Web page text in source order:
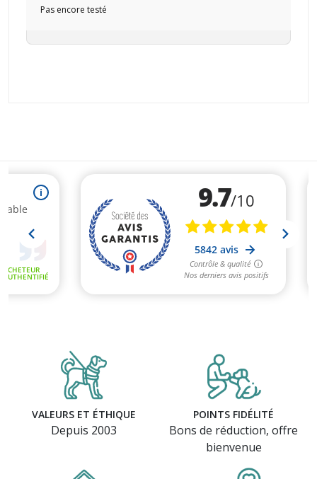
Pas encore testé
VALEURS ET ÉTHIQUE
Depuis 2003
POINTS FIDÉLITÉ
Bons de réduction, offre
bienvenue